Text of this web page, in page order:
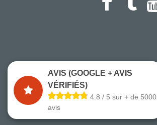
AVIS (GOOGLE + AVIS
VÉRIFIÉS)
4.8 / 5 sur + de 5000
avis